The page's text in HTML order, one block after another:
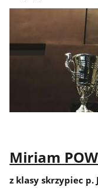
Miriam
z klasy skrzypiec p.